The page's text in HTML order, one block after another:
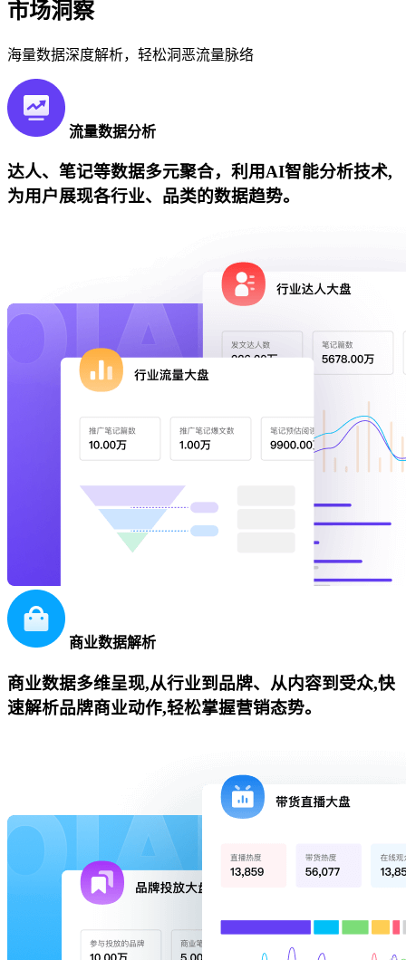
市场洞察
海量数据深度解析，轻松洞恶流量脉络
流量数据分析
达人、笔记等数据多元聚合，利用AI智能分析技术,
为用户展现各行业、品类的数据趋势。
商业数据解析
商业数据多维呈现,从行业到品牌、从内容到受众,快
速解析品牌商业动作,轻松掌握营销态势。